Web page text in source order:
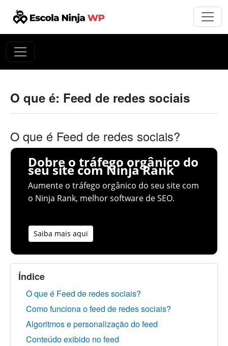
O que é: Feed de redes sociais
O que é Feed de redes sociais?
Dobre o tráfego orgânico do
seu site com Ninja Rank
Aumente o tráfego orgânico do seu site com
o Ninja Rank, melhor software de SEO.
Saiba mais aqui
Índice
O que é Feed de redes sociais?
Como funciona o feed de redes sociais?
Algoritmos e personalização do feed
Conteúdo exibido no feed